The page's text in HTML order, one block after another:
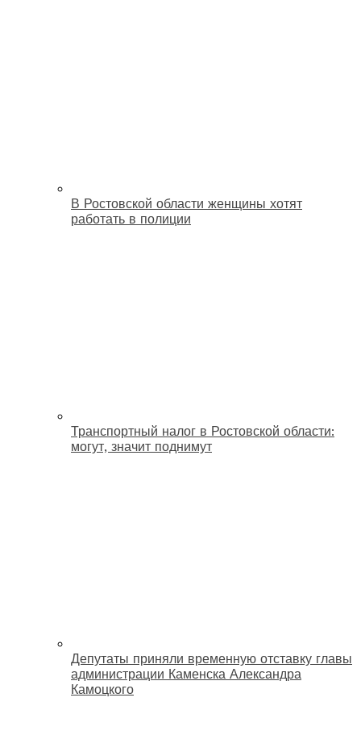
В Ростовской области женщины хотят
работать в полиции
Транспортный налог в Ростовской области:
могут, значит поднимут
Депутаты приняли временную отставку главы
администрации Каменска Александра
Камоцкого